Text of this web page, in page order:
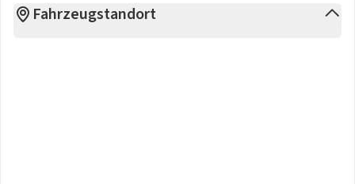
Fahrzeugstandort